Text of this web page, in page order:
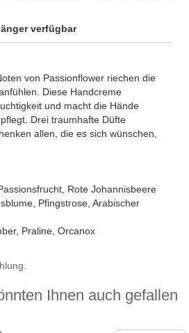
verfügbar
von Passionflower riechen die
Diese Handcreme
und macht die Hände
Drei traumhafte Düfte
allen, die es sich wünschen,
Rote Johannisbeere
Pfingstrose, Arabischer
Praline, Orcanox
Ihnen auch gefallen